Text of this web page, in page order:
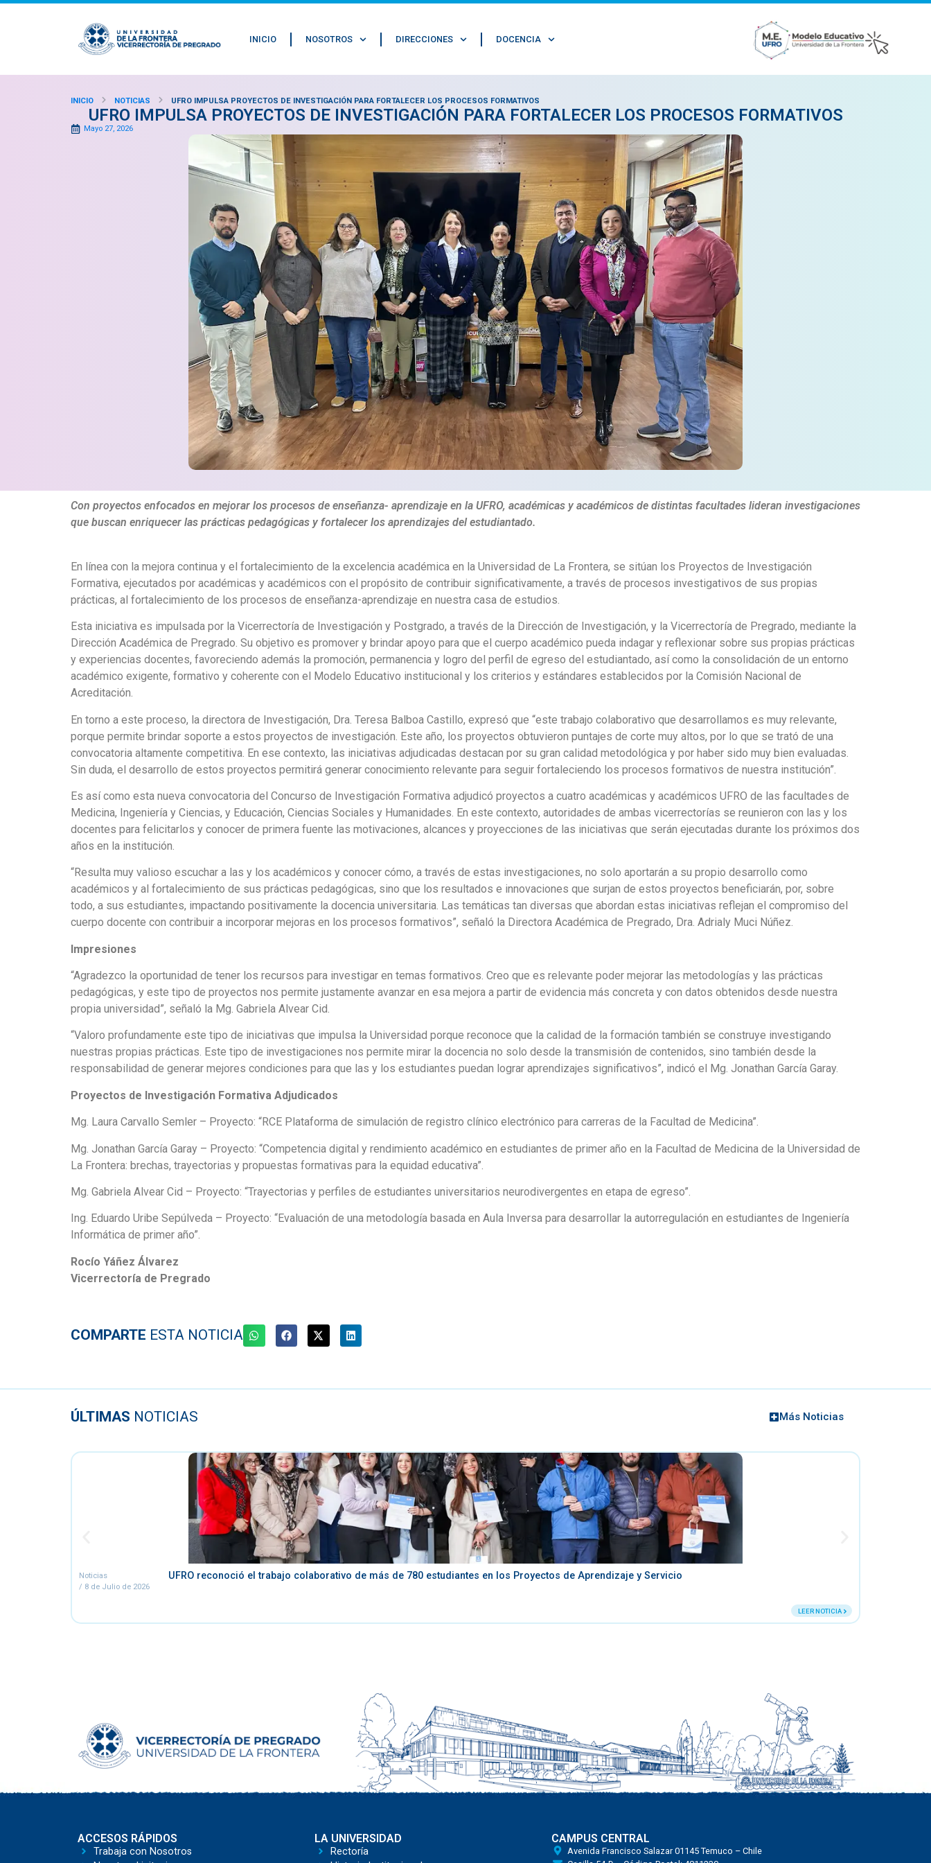
INICIO NOSOTROS DIRECCIONES DOCENCIA
INICIO NOTICIAS UFRO IMPULSA PROYECTOS DE INVESTIGACIÓN PARA FORTALECER LOS PROCESOS FORMATIVOS
UFRO IMPULSA PROYECTOS DE INVESTIGACIÓN PARA FORTALECER LOS PROCESOS FORMATIVOS
Mayo 27, 2026
Con proyectos enfocados en mejorar los procesos de enseñanza- aprendizaje en la UFRO, académicas y académicos de distintas facultades lideran investigaciones
que buscan enriquecer las prácticas pedagógicas y fortalecer los aprendizajes del estudiantado.
En línea con la mejora continua y el fortalecimiento de la excelencia académica en la Universidad de La Frontera, se sitúan los Proyectos de Investigación
Formativa, ejecutados por académicas y académicos con el propósito de contribuir significativamente, a través de procesos investigativos de sus propias
prácticas, al fortalecimiento de los procesos de enseñanza-aprendizaje en nuestra casa de estudios.
Esta iniciativa es impulsada por la Vicerrectoría de Investigación y Postgrado, a través de la Dirección de Investigación, y la Vicerrectoría de Pregrado, mediante la
Dirección Académica de Pregrado. Su objetivo es promover y brindar apoyo para que el cuerpo académico pueda indagar y reflexionar sobre sus propias prácticas
y experiencias docentes, favoreciendo además la promoción, permanencia y logro del perfil de egreso del estudiantado, así como la consolidación de un entorno
académico exigente, formativo y coherente con el Modelo Educativo institucional y los criterios y estándares establecidos por la Comisión Nacional de
Acreditación.
En torno a este proceso, la directora de Investigación, Dra. Teresa Balboa Castillo, expresó que “este trabajo colaborativo que desarrollamos es muy relevante,
porque permite brindar soporte a estos proyectos de investigación. Este año, los proyectos obtuvieron puntajes de corte muy altos, por lo que se trató de una
convocatoria altamente competitiva. En ese contexto, las iniciativas adjudicadas destacan por su gran calidad metodológica y por haber sido muy bien evaluadas.
Sin duda, el desarrollo de estos proyectos permitirá generar conocimiento relevante para seguir fortaleciendo los procesos formativos de nuestra institución”.
Es así como esta nueva convocatoria del Concurso de Investigación Formativa adjudicó proyectos a cuatro académicas y académicos UFRO de las facultades de
Medicina, Ingeniería y Ciencias, y Educación, Ciencias Sociales y Humanidades. En este contexto, autoridades de ambas vicerrectorías se reunieron con las y los
docentes para felicitarlos y conocer de primera fuente las motivaciones, alcances y proyecciones de las iniciativas que serán ejecutadas durante los próximos dos
años en la institución.
“Resulta muy valioso escuchar a las y los académicos y conocer cómo, a través de estas investigaciones, no solo aportarán a su propio desarrollo como
académicos y al fortalecimiento de sus prácticas pedagógicas, sino que los resultados e innovaciones que surjan de estos proyectos beneficiarán, por, sobre
todo, a sus estudiantes, impactando positivamente la docencia universitaria. Las temáticas tan diversas que abordan estas iniciativas reflejan el compromiso del
cuerpo docente con contribuir a incorporar mejoras en los procesos formativos”, señaló la Directora Académica de Pregrado, Dra. Adrialy Muci Núñez.
Impresiones
“Agradezco la oportunidad de tener los recursos para investigar en temas formativos. Creo que es relevante poder mejorar las metodologías y las prácticas
pedagógicas, y este tipo de proyectos nos permite justamente avanzar en esa mejora a partir de evidencia más concreta y con datos obtenidos desde nuestra
propia universidad”, señaló la Mg. Gabriela Alvear Cid.
“Valoro profundamente este tipo de iniciativas que impulsa la Universidad porque reconoce que la calidad de la formación también se construye investigando
nuestras propias prácticas. Este tipo de investigaciones nos permite mirar la docencia no solo desde la transmisión de contenidos, sino también desde la
responsabilidad de generar mejores condiciones para que las y los estudiantes puedan lograr aprendizajes significativos”, indicó el Mg. Jonathan García Garay.
Proyectos de Investigación Formativa Adjudicados
Mg. Laura Carvallo Semler – Proyecto: “RCE Plataforma de simulación de registro clínico electrónico para carreras de la Facultad de Medicina”.
Mg. Jonathan García Garay – Proyecto: “Competencia digital y rendimiento académico en estudiantes de primer año en la Facultad de Medicina de la Universidad de
La Frontera: brechas, trayectorias y propuestas formativas para la equidad educativa”.
Mg. Gabriela Alvear Cid – Proyecto: “Trayectorias y perfiles de estudiantes universitarios neurodivergentes en etapa de egreso”.
Ing. Eduardo Uribe Sepúlveda – Proyecto: “Evaluación de una metodología basada en Aula Inversa para desarrollar la autorregulación en estudiantes de Ingeniería
Informática de primer año”.
Rocío Yáñez Álvarez
Vicerrectoría de Pregrado
COMPARTE ESTA NOTICIA
ÚLTIMAS NOTICIAS Más Noticias
Noticias
/ 8 de Julio de 2026
UFRO reconoció el trabajo colaborativo de más de 780 estudiantes en los Proyectos de Aprendizaje y Servicio
LEER NOTICIA
ACCESOS RÁPIDOS
Trabaja con Nosotros
LA UNIVERSIDAD
Rectoría
CAMPUS CENTRAL
Avenida Francisco Salazar 01145 Temuco – Chile